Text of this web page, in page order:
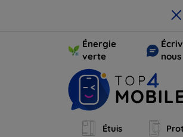
×
Énergie
verte
nous
Étuis